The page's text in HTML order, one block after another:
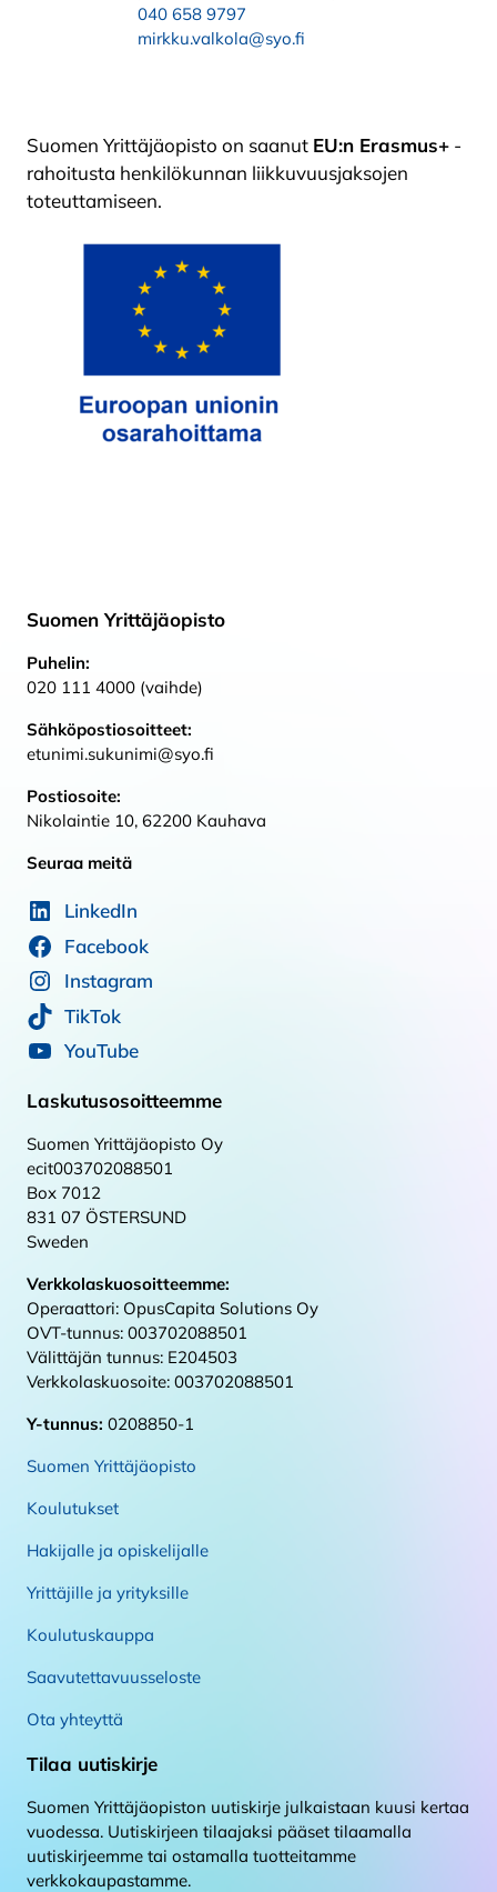
040 658 9797
mirkku.valkola@syo.fi
Suomen Yrittäjäopisto on saanut EU:n Erasmus+ -
rahoitusta henkilökunnan liikkuvuusjaksojen
toteuttamiseen.
Suomen Yrittäjäopisto
Puhelin:
020 111 4000 (vaihde)
Sähköpostiosoitteet:
etunimi.sukunimi@syo.fi
Postiosoite:
Nikolaintie 10, 62200 Kauhava
Seuraa meitä
LinkedIn
Facebook
Instagram
TikTok
YouTube
Laskutusosoitteemme
Suomen Yrittäjäopisto Oy
ecit003702088501
Box 7012
831 07 ÖSTERSUND
Sweden
Verkkolaskuosoitteemme:
Operaattori: OpusCapita Solutions Oy
OVT-tunnus: 003702088501
Välittäjän tunnus: E204503
Verkkolaskuosoite: 003702088501
Y-tunnus: 0208850-1
Suomen Yrittäjäopisto
Koulutukset
Hakijalle ja opiskelijalle
Yrittäjille ja yrityksille
Koulutuskauppa
Saavutettavuusseloste
Ota yhteyttä
Tilaa uutiskirje
Suomen Yrittäjäopiston uutiskirje julkaistaan kuusi kertaa
vuodessa. Uutiskirjeen tilaajaksi pääset tilaamalla
uutiskirjeemme tai ostamalla tuotteitamme
verkkokaupastamme.